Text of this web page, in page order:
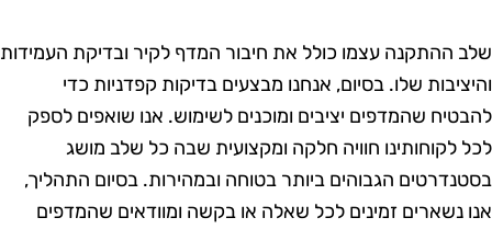
ההתקנה עצמו כולל את חיבור המדף לקיר ובדיקת העמידות
שלו. בסיום, אנחנו מבצעים בדיקות קפדניות כדי
שהמדפים יציבים ומוכנים לשימוש. אנו שואפים לספק
לקוחותינו חוויה חלקה ומקצועית שבה כל שלב מושג
הגבוהים ביותר בטוחה ובמהירות. בסיום התהליך,
נשארים זמינים לכל שאלה או בקשה ומוודאים שהמדפים